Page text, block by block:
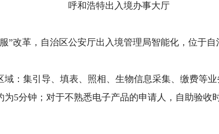
呼和浩特出入境办事大厅
”改革，自治区公安厅出入境管理局智能化，位于
：集引导、填表、照相、生物信息采集、缴费等
5分钟；对于不熟悉电子产品的申请人，自助验收